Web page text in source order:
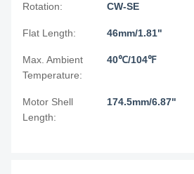
Rotation: CW-SE
Flat Length: 46mm/1.81"
Max. Ambient
Temperature:
40℃/104℉
Motor Shell
Length:
174.5mm/6.87"